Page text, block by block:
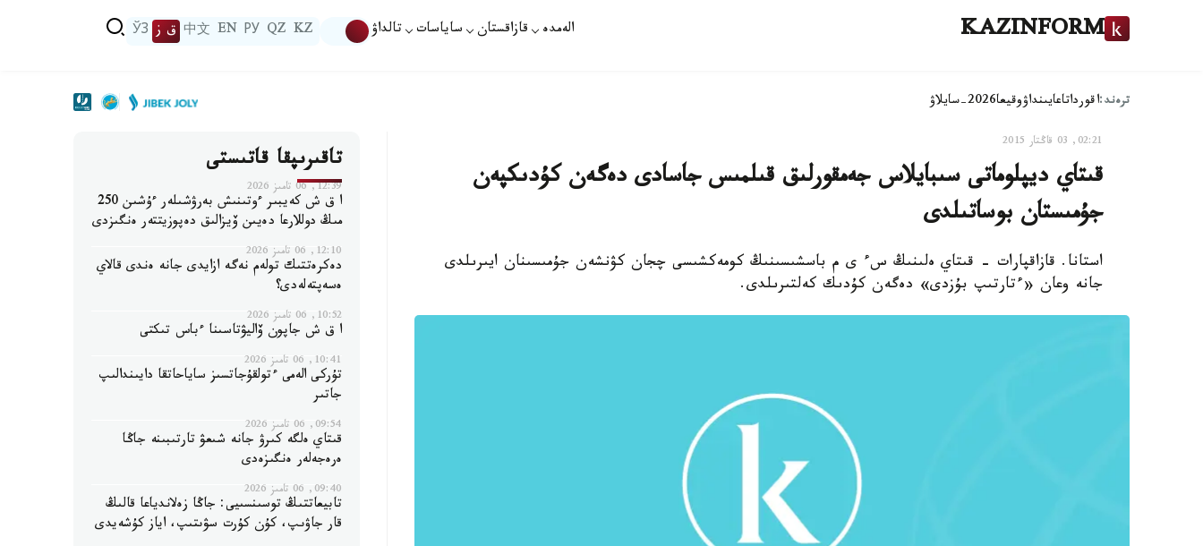
KAZINFORM الەمدە قازاقستان ساياسات تالداۋ KZ
QZ
РУ
EN
中文 ق ز ЎЗ
ترەند:اقورداتاعايىنداۋوقيعا2026-سايلاۋ
02:21, 03 قاڭتار 2015
قىتاي ديپلوماتى سىبايلاس جەمقورلىق قىلمىس جاسادى دەگەن كۇدىكپەن
جۇمىستان بوساتىلدى
استانا. قازاقپارات - قىتاي ەلىنىڭ سء ى م باسشىسىنىڭ كومەكشىسى چجان كۋنشەن جۇمىسىنان ايىرىلدى
جانە وعان «ءتارتىپ بۇزدى» دەگەن كۇدىك كەلتىرىلدى.
تاقىرىپقا قاتىستى
12:39, 06 تامىز 2026
ا ق ش كەيبىر ءوتىنىش بەرۋشىلەر ءۇشىن 250
مىڭ دوللارعا دەيىن ۆيزالىق دەپوزيتتەر ەنگىزدى
12:10, 06 تامىز 2026
دەكرەتتىك تولەم نەگە ازايدى جانە ەندى قالاي
ەسەپتەلەدى؟
10:52, 06 تامىز 2026
ا ق ش جاپون ۆاليۋتاسىنا ءباس تىكتى
10:41, 06 تامىز 2026
تۇركى الەمى ءتولقۇجاتسىز ساياحاتقا دايىندالىپ
جاتىر
09:54, 06 تامىز 2026
قىتاي ەلگە كىرۋ جانە شىعۋ تارتىبىنە جاڭا
ەرەجەلەر ەنگىزەدى
09:40, 06 تامىز 2026
تابيعاتتىڭ توسىنسىيى: جاڭا زەلاندياعا قالىڭ
قار جاۋىپ، كۇن كۇرت سۋىتىپ، اياز كۇشەيدى